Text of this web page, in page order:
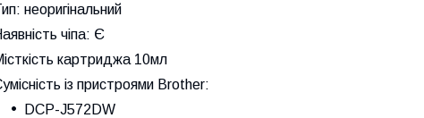
неоригінальний
чіпа: Є
картриджа 10мл
із пристроями Brother:
DCP-J572DW